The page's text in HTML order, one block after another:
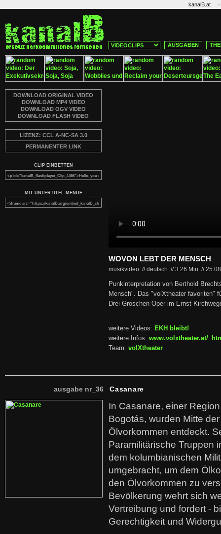
kanalB.at ·
AUSGABEN
DOWNLOAD ORIGINAL VIDEO
DOWNLOAD MP4 VIDEO
DOWNLOAD OGV VIDEO
DOWNLOAD FLASH VIDEO
LIZENZ: CCL A-NC-SA 3.0
PERMANENTER LINK
CLIP EINBETTEN
MIT UNTERTITEL MENUE
WOVON LEBT DER MENSCH
musikvideo // deutsch //3:26 Min //
Punkinterpretation von Berthold
Mensch". Das "volXtheater favoriten"
Drei Groschen Oper im Ernst
weitere Videos: EKH bleibt!
weitere Infos: www.volxtheater.at/
Team: volXtheater
ausgabe nr_36 Casanare
In Casanare, einer
Bogotás, wurden Mitte
Ölvorkommen entdeckt.
Paramilitärische Truppen
dem kolumbianischen
umgebracht, um dem
den Ölvorkommen zu
Bevölkerung wehrt sich
Vertreibung und fordert -
Gerechtigkeit und